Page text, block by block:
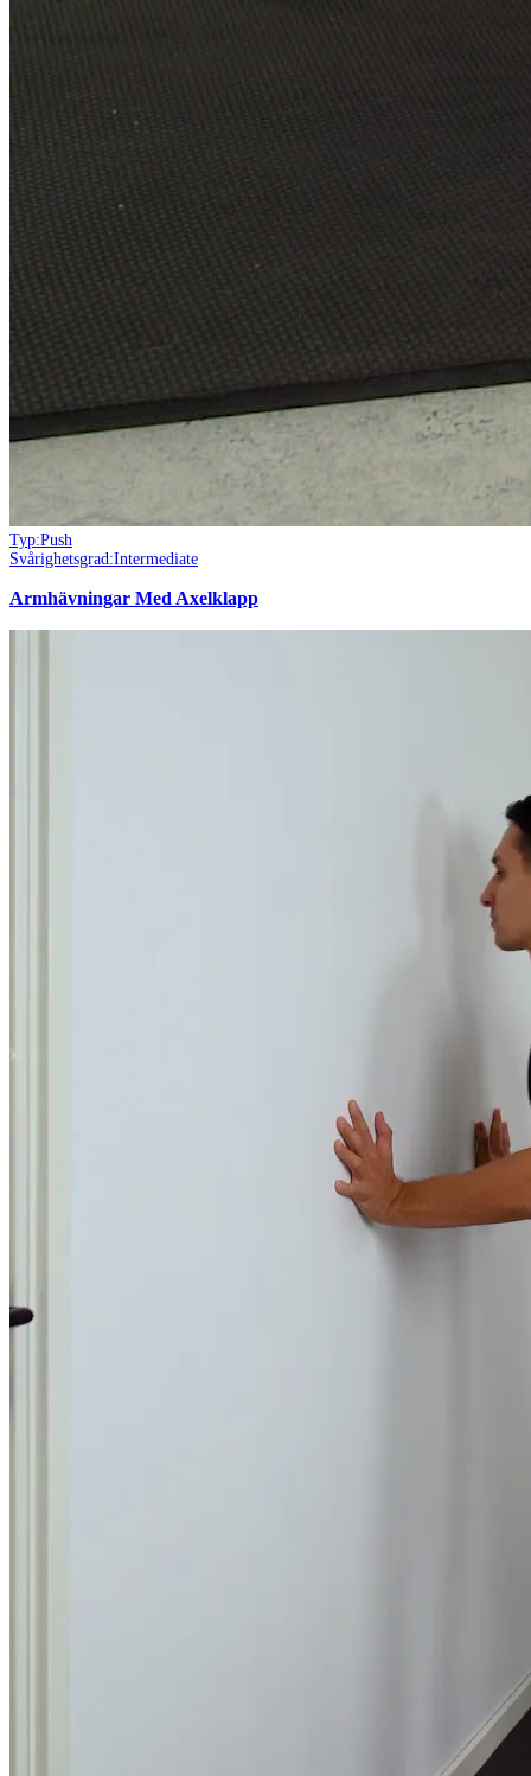
Typ:Push
Svårighetsgrad:Intermediate
Armhävningar Med Axelklapp